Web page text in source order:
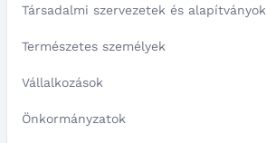
Társadalmi szervezetek és alapítványok
Természetes személyek
Vállalkozások
Önkormányzatok